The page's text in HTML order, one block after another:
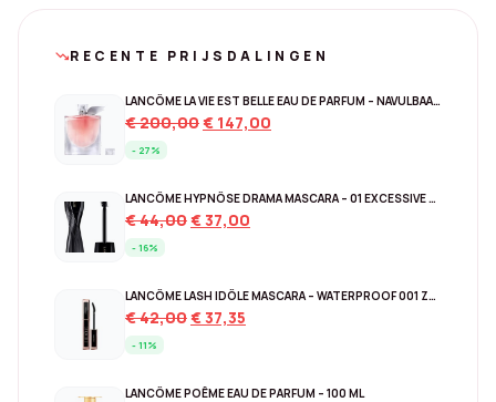
trending_downRECENTE PRIJSDALINGEN
LANCÔME LA VIE EST BELLE EAU DE PARFUM – NAVULBAAR 150 ML
€200,00Original
€ 200,00.
€ 147,00
- 27%
LANCÔME HYPNÔSE DRAMA MASCARA – 01 EXCESSIVE BLACK
€44,00Original
€ 44,00.
€37,00
- 16%
LANCÔME LASH IDÔLE MASCARA – WATERPROOF 001 ZWART
€42,00Original
€ 42,00.
€37,35
- 11%
LANCÔME POÊME EAU DE PARFUM – 100 ML